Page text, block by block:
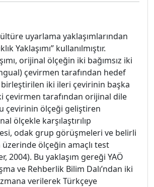
uyarlama yaklaşımlarından
Yaklaşımı” kullanılmıştır.
orijinal ölçeğin iki bağımsız iki
çevirmen tarafından hedef
iki ileri çevirinin başka
çevirmen tarafından orijinal dile
çevirinin ölçeği geliştiren
ölçekle karşılaştırılıp
odak grup görüşmeleri ve belirli
ölçeğin amaçlı test
2004). Bu yaklaşım gereği YAÖ
ve Rehberlik Bilim Dalı’ndan iki
verilerek Türkçeye